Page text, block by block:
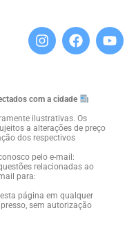
com a cidade
ilustrativas. Os
a alterações de preço
dos respectivos
pelo e-mail:
relacionadas ao
para:
página em qualquer
sem autorização